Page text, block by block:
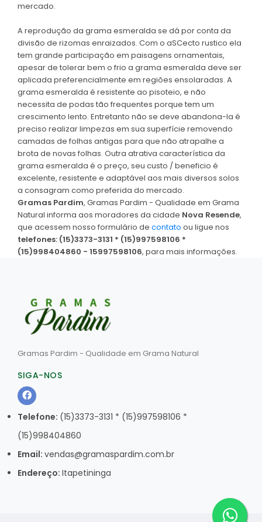
mercado.
A reprodução da grama esmeralda se dá por conta da
divisão de rizomas enraizados. Com o aSCecto rustico ela
tem grande participação em paisagens ornamentais,
apesar de tolerar bem o frio a grama esmeralda deve ser
aplicada preferencialmente em regiões ensolaradas. A
grama esmeralda é resistente ao pisoteio, e não
necessita de podas tão frequentes porque tem um
crescimento lento. Entretanto não se deve abandona-la é
preciso realizar limpezas em sua superfície removendo
camadas de folhas antigas para que não atrapalhe a
brota de novas folhas. Outra atrativa característica da
grama esmeralda é o preço, seu custo / beneficio é
excelente, resistente e adaptável aos mais diversos solos
a consagram como preferida do mercado.
Gramas Pardim, Gramas Pardim - Qualidade em Grama
Natural informa aos moradores da cidade Nova Resende,
que acessem nosso formulário de contato ou ligue nos
telefones: (15)3373-3131 * (15)997598106 *
(15)998404860 - 15997598106, para mais informações.
Gramas Pardim - Qualidade em Grama Natural
SIGA-NOS
Telefone: (15)3373-3131 * (15)997598106 *
(15)998404860
Email: vendas@gramaspardim.com.br
Endereço: Itapetininga